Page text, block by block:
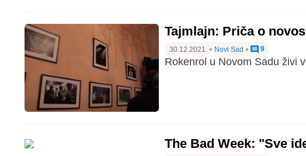
Tajmlajn: Priča o
30.12.2021. • Novi Sad • 9
Rokenrol u Novom Sadu živi
The Bad Week: "Sve